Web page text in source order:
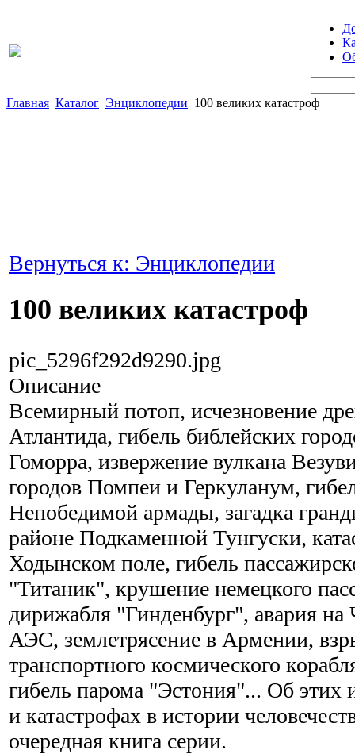
Главная Каталог Энциклопедии 100 великих катастроф
Вернуться к: Энциклопедии
100 великих катастроф
pic_5296f292d9290.jpg
Описание
Всемирный потоп, исчезновение
Атлантида, гибель библейских
Гоморра, извержение вулкана
городов Помпеи и Геркуланум,
Непобедимой армады, загадка
районе Подкаменной Тунгуски,
Ходынском поле, гибель
"Титаник", крушение немецкого
дирижабля "Гинденбург", авария
АЭС, землетрясение в Армении,
транспортного космического
гибель парома "Эстония"... Об этих
и катастрофах в истории
очередная книга серии.